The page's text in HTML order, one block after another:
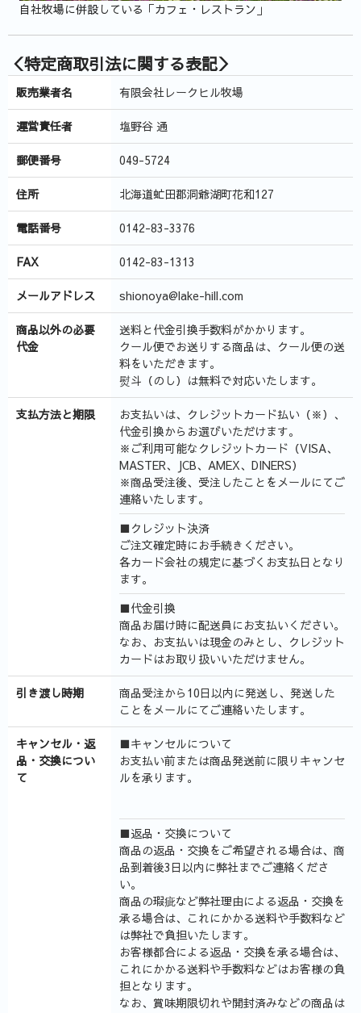
自社牧場に併設している「カフェ・レストラン」
＜特定商取引法に関する表記＞
販売業者名 有限会社レークヒル牧場
運営責任者 塩野谷 通
郵便番号 049-5724
住所 北海道虻田郡洞爺湖町花和127
電話番号 0142-83-3376
FAX 0142-83-1313
メールアドレス shionoya@lake-hill.com
商品以外の必要
代金
送料と代金引換手数料がかかります。
クール便でお送りする商品は、クール便の送
料をいただきます。
熨斗（のし）は無料で対応いたします。
支払方法と期限
お支払いは、クレジットカード払い（※）、
代金引換からお選びいただけます。
※ご利用可能なクレジットカード（VISA、
MASTER、JCB、AMEX、DINERS）
※商品受注後、受注したことをメールにてご
連絡いたします。
■クレジット決済
ご注文確定時にお手続きください。
各カード会社の規定に基づくお支払日となり
ます。
■代金引換
商品お届け時に配送員にお支払いください。
なお、お支払いは現金のみとし、クレジット
カードはお取り扱いいただけません。
引き渡し時期
商品受注から10日以内に発送し、発送した
ことをメールにてご連絡いたします。
キャンセル・返
品・交換につい
て
■キャンセルについて
お支払い前または商品発送前に限りキャンセ
ルを承ります。
■返品・交換について
商品の返品・交換をご希望される場合は、商
品到着後3日以内に弊社までご連絡くださ
い。
商品の瑕疵など弊社理由による返品・交換を
承る場合は、これにかかる送料や手数料など
は弊社で負担いたします。
お客様都合による返品・交換を承る場合は、
これにかかる送料や手数料などはお客様の負
担となります。
なお、賞味期限切れや開封済みなどの商品は